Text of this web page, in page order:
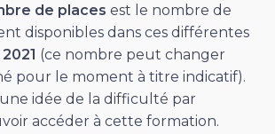
de places est le nombre de
disponibles dans ces différentes
(ce nombre peut changer
pour le moment à titre indicatif).
idée de la difficulté par
accéder à cette formation.